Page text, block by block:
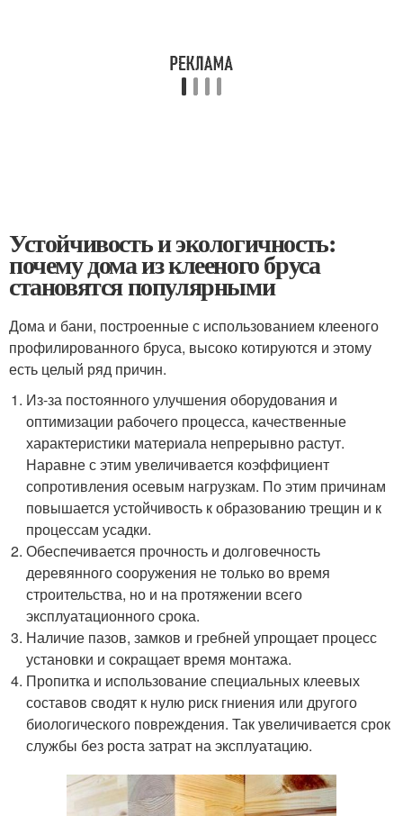
Устойчивость и экологичность:
почему дома из клееного бруса
становятся популярными
Дома и бани, построенные с использованием клееного
профилированного бруса, высоко котируются и этому
есть целый ряд причин.
Из-за постоянного улучшения оборудования и
оптимизации рабочего процесса, качественные
характеристики материала непрерывно растут.
Наравне с этим увеличивается коэффициент
сопротивления осевым нагрузкам. По этим причинам
повышается устойчивость к образованию трещин и к
процессам усадки.
Обеспечивается прочность и долговечность
деревянного сооружения не только во время
строительства, но и на протяжении всего
эксплуатационного срока.
Наличие пазов, замков и гребней упрощает процесс
установки и сокращает время монтажа.
Пропитка и использование специальных клеевых
составов сводят к нулю риск гниения или другого
биологического повреждения. Так увеличивается срок
службы без роста затрат на эксплуатацию.